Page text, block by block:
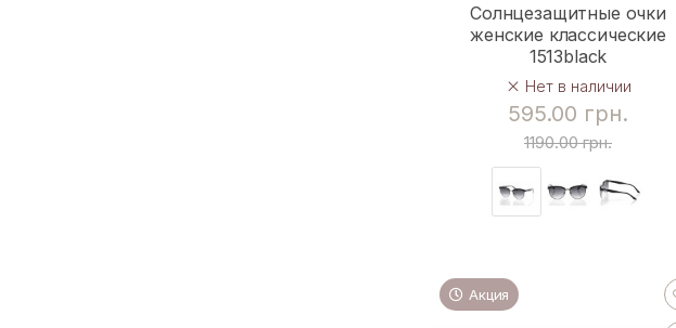
Солнцезащитные очки
женские классические
1513black
Нет в наличии
595.00 грн.
1190.00 грн.
Акция